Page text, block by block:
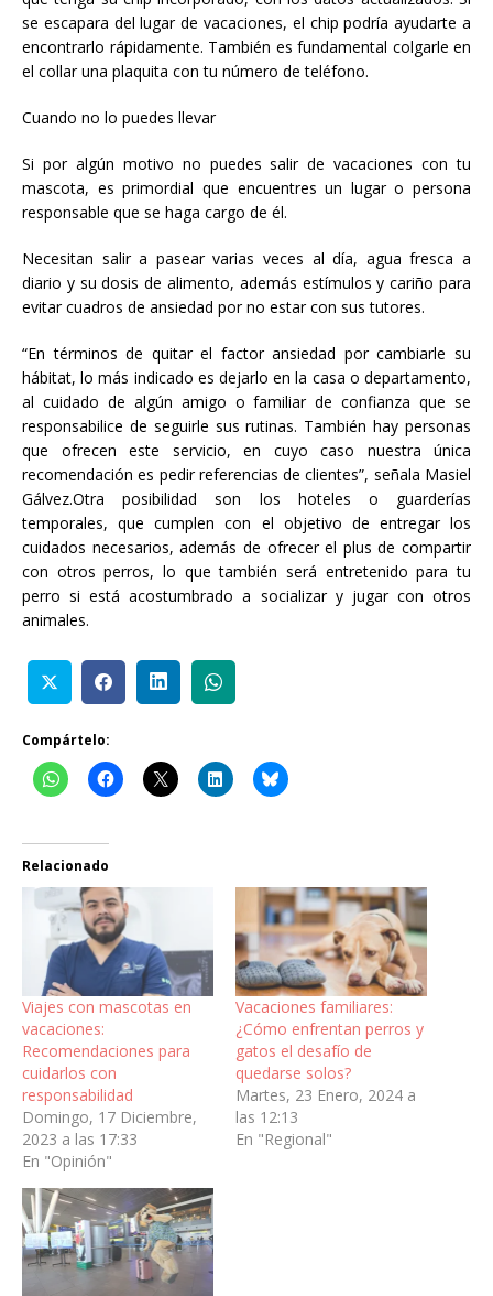
se escapara del lugar de vacaciones, el chip podría ayudarte a
encontrarlo rápidamente. También es fundamental colgarle en
el collar una plaquita con tu número de teléfono.
Cuando no lo puedes llevar
Si por algún motivo no puedes salir de vacaciones con tu
mascota, es primordial que encuentres un lugar o persona
responsable que se haga cargo de él.
Necesitan salir a pasear varias veces al día, agua fresca a
diario y su dosis de alimento, además estímulos y cariño para
evitar cuadros de ansiedad por no estar con sus tutores.
“En términos de quitar el factor ansiedad por cambiarle su
hábitat, lo más indicado es dejarlo en la casa o departamento,
al cuidado de algún amigo o familiar de confianza que se
responsabilice de seguirle sus rutinas. También hay personas
que ofrecen este servicio, en cuyo caso nuestra única
recomendación es pedir referencias de clientes”, señala Masiel
Gálvez.Otra posibilidad son los hoteles o guarderías
temporales, que cumplen con el objetivo de entregar los
cuidados necesarios, además de ofrecer el plus de compartir
con otros perros, lo que también será entretenido para tu
perro si está acostumbrado a socializar y jugar con otros
animales.
Compártelo:
Relacionado
Viajes con mascotas en
vacaciones:
Recomendaciones para
cuidarlos con
responsabilidad
Domingo, 17 Diciembre,
2023 a las 17:33
En "Opinión"
Vacaciones familiares:
¿Cómo enfrentan perros y
gatos el desafío de
quedarse solos?
Martes, 23 Enero, 2024 a
las 12:13
En "Regional"